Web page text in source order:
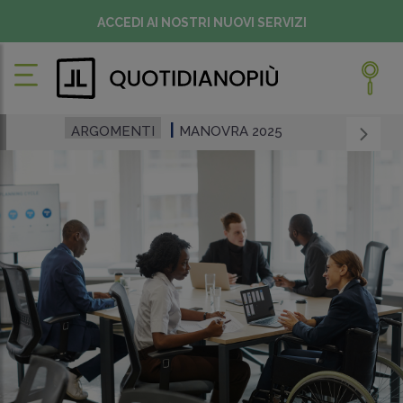
ACCEDI AI NOSTRI NUOVI SERVIZI
ARGOMENTI MANOVRA 2025